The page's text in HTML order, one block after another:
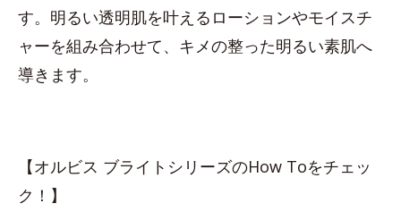
す。明るい透明肌を叶えるローションやモイスチ
ャーを組み合わせて、キメの整った明るい素肌へ
導きます。
【オルビス ブライトシリーズのHow Toをチェッ
ク！】